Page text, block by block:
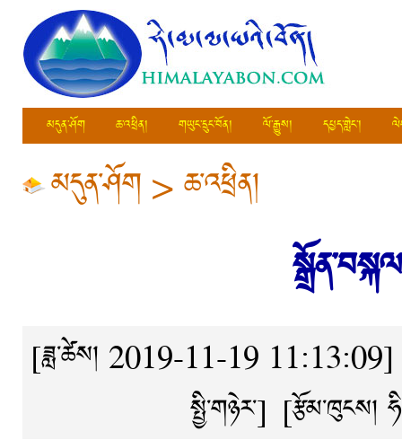
མདུན་ཤོག ཆ་འཕྲིན། གཡུང་དྲུང་བོན། ལོ་རྒྱུས། དཔྱད་གླེང་།
མདུན་ཤོག >ཆ་འཕྲིན།
[ཟླ་ཚེས། 2019-11-19 11:13:09]
སྤྱི་གཉེར་] [རྩོམ་ཁུངས།